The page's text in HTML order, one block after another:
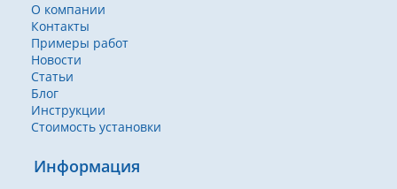
О компании
Контакты
Примеры работ
Новости
Статьи
Блог
Инструкции
Стоимость установки
Информация